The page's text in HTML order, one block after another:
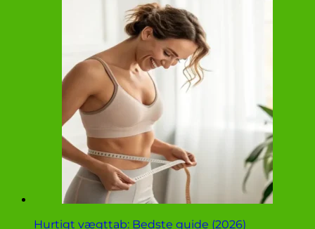
Hurtigt vægttab: Bedste guide (2026)